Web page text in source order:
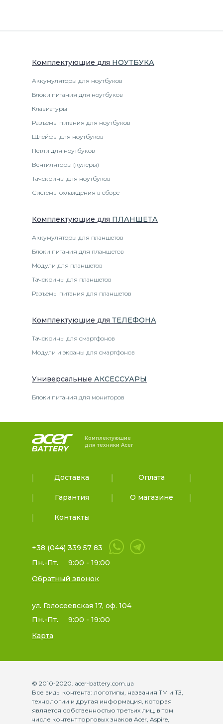
Комплектующие для НОУТБУКА
Аккумуляторы для ноутбуков
Блоки питания для ноутбуков
Клавиатуры
Разъемы питания для ноутбуков
Шлейфы для ноутбуков
Петли для ноутбуков
Вентиляторы (кулеры)
Тачскрины для ноутбуков
Системы охлаждения в сборе
Комплектующие для ПЛАНШЕТА
Аккумуляторы для планшетов
Блоки питания для планшетов
Модули для планшетов
Тачскрины для планшетов
Разъемы питания для планшетов
Комплектующие для ТЕЛЕФОНА
Тачскрины для смартфонов
Модули и экраны для смартфонов
Универсальные АКСЕССУАРЫ
Блоки питания для мониторов
Комплектующие
для техники Acer
Доставка Оплата
Гарантия О магазине
Контакты
+38 (044) 339 57 83
Пн.-Пт.
9:00 - 19:00
Обратный звонок
ул. Голосеевская 17, оф. 104
Пн.-Пт.
9:00 - 19:00
Карта
© 2010-2020. acer-battery.com.ua
Все виды контента: логотипы, названия ТМ и ТЗ,
технологии и другая информация, которая
является собственностью третьих лиц, в том
числе контент торговых знаков Acer, Aspire,